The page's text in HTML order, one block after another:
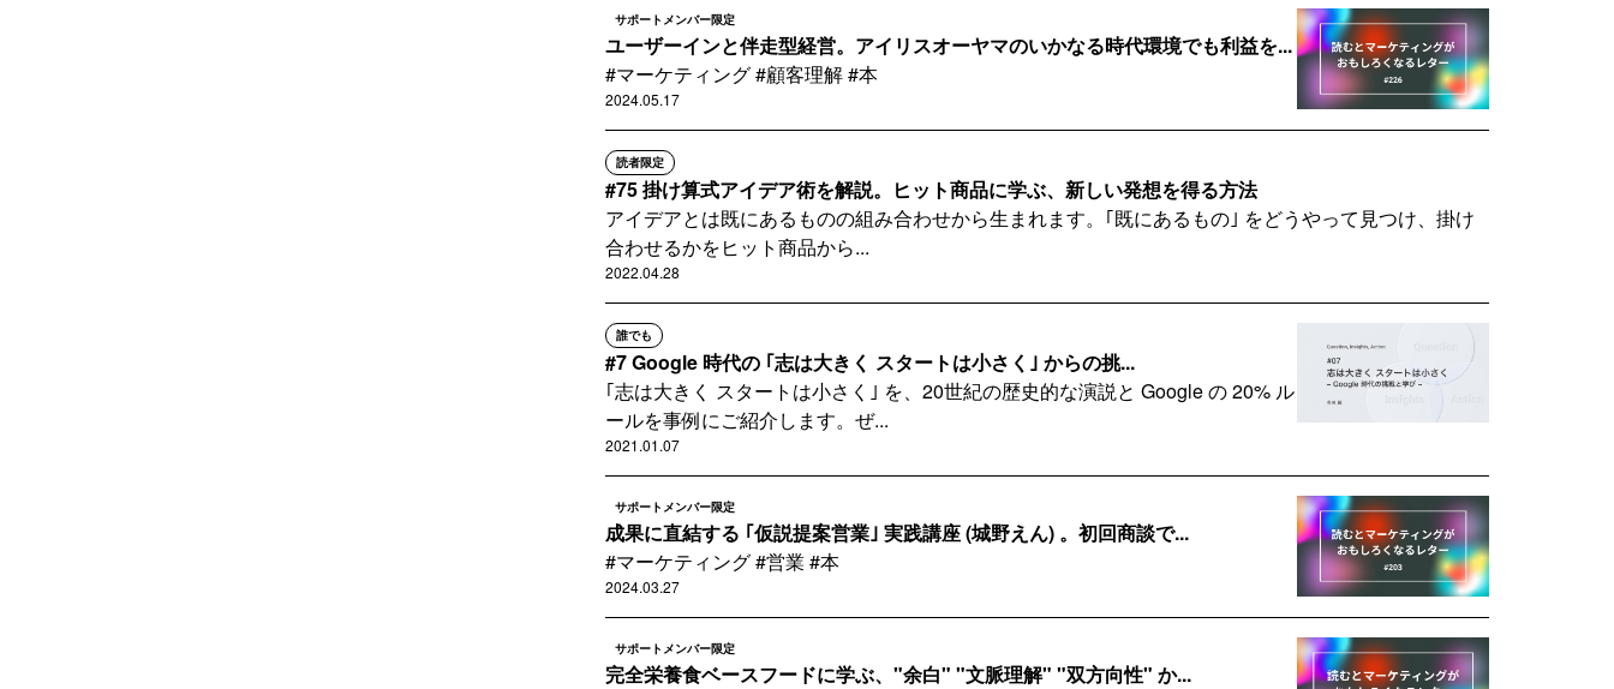
サポートメンバー限定
ユーザーインと伴走型経営。アイリスオーヤマのいかなる時代環境でも利益を...
#マーケティング #顧客理解 #本
2024.05.17
読者限定
#75 掛け算式アイデア術を解説。ヒット商品に学ぶ、新しい発想を得る方法
アイデアとは既にあるものの組み合わせから生まれます。｢既にあるもの｣ をどうやって見つけ、掛け
合わせるかをヒット商品から...
2022.04.28
誰でも
#7 Google 時代の ｢志は大きく スタートは小さく｣ からの挑...
｢志は大きく スタートは小さく｣ を、20世紀の歴史的な演説と Google の 20% ル
ールを事例にご紹介します。ぜ...
2021.01.07
サポートメンバー限定
成果に直結する ｢仮説提案営業｣ 実践講座 (城野えん) 。初回商談で...
#マーケティング #営業 #本
2024.03.27
サポートメンバー限定
完全栄養食ベースフードに学ぶ、"余白" "文脈理解" "双方向性" か...